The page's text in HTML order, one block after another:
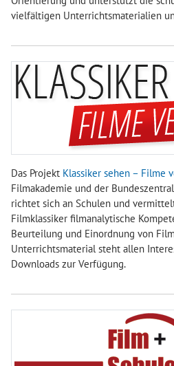
vielfältigen Unterrichtsmaterialien
Das Projekt Klassiker sehen – Filme
Filmakademie und der
richtet sich an Schulen und
Filmklassiker filmanalytische
Beurteilung und Einordnung von
Unterrichtsmaterial steht allen
Downloads zur Verfügung.